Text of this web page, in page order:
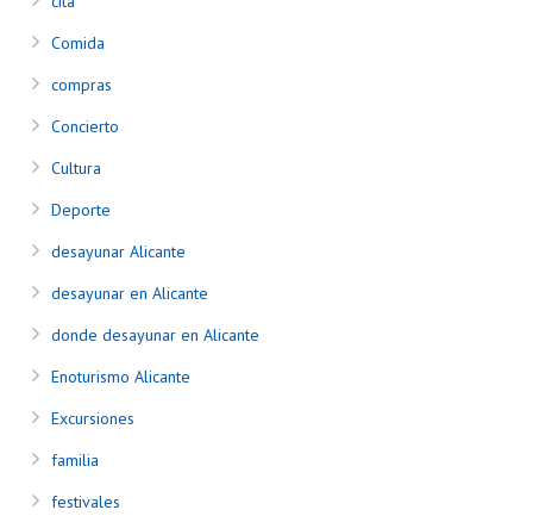
Comida
compras
Concierto
Cultura
Deporte
desayunar Alicante
desayunar en Alicante
donde desayunar en Alicante
Enoturismo Alicante
Excursiones
familia
festivales